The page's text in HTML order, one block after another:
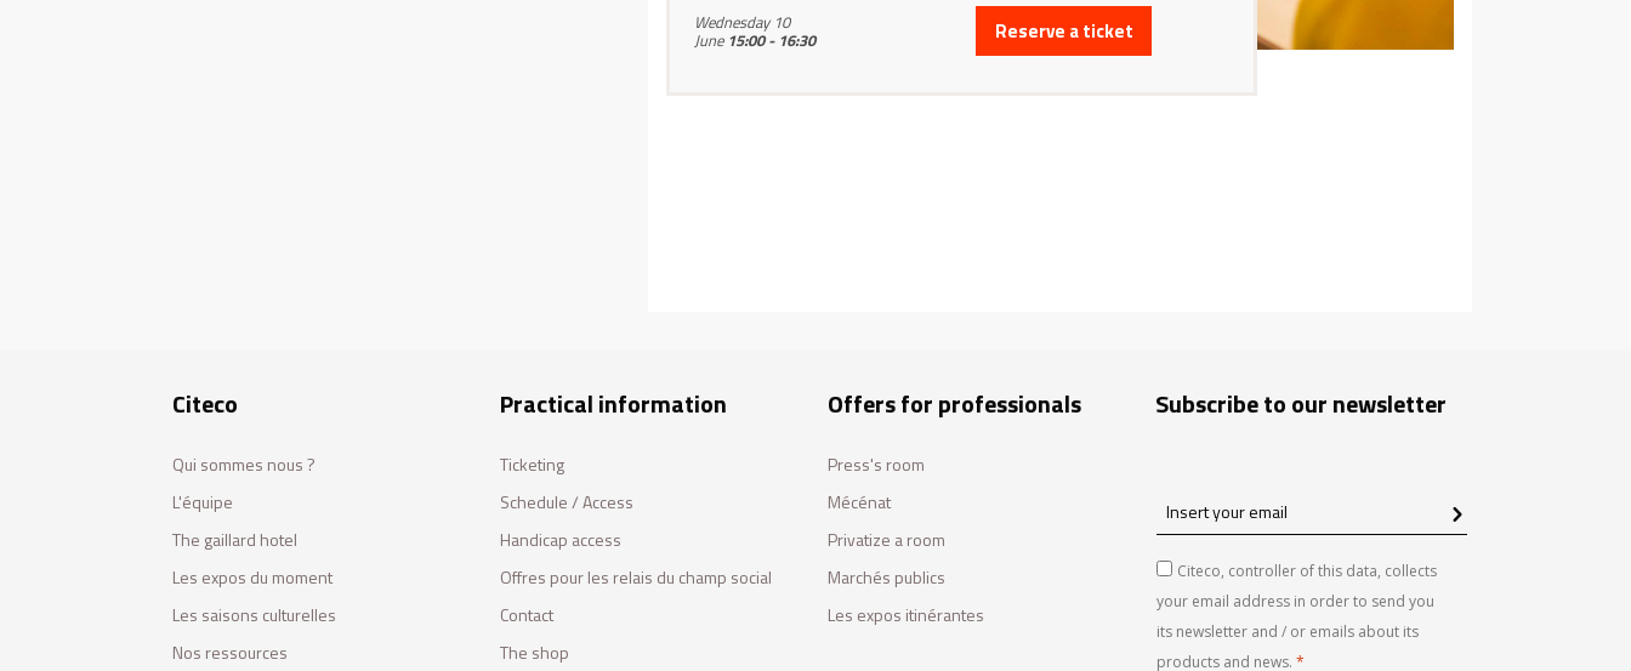
Wednesday 10
June 15:00 - 16:30 Reserve a ticket
Citeco
Qui sommes nous ?
L'équipe
The gaillard hotel
Les expos du moment
Les saisons culturelles
Nos ressources
Practical information
Ticketing
Schedule / Access
Handicap access
Offres pour les relais du champ social
Contact
The shop
Offers for professionals
Press's room
Mécénat
Privatize a room
Marchés publics
Les expos itinérantes
Subscribe to our newsletter
Insert
your
emailCiteco, controller of this data, collects
your email address in order to send you
its newsletter and / or emails about its
products and news. *